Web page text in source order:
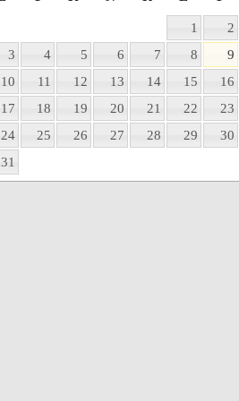
1
2
3
4 5 6 7 8
9
10
11 12 13 14 15
16
17
18 19 20 21 22
23
24
25 26 27 28 29
30
31